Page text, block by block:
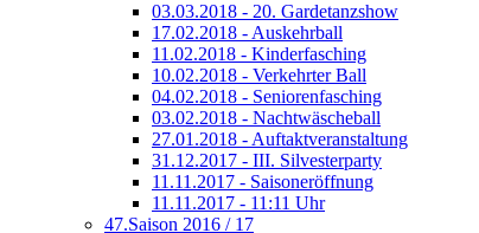
03.03.2018 - 20. Gardetanzshow
17.02.2018 - Auskehrball
11.02.2018 - Kinderfasching
10.02.2018 - Verkehrter Ball
04.02.2018 - Seniorenfasching
03.02.2018 - Nachtwäscheball
27.01.2018 - Auftaktveranstaltung
31.12.2017 - III. Silvesterparty
11.11.2017 - Saisoneröffnung
11.11.2017 - 11:11 Uhr
47.Saison 2016 / 17